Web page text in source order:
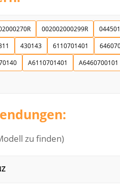
002002000299R
430143 6110701401
A6110701401 A6460700101
zu finden)